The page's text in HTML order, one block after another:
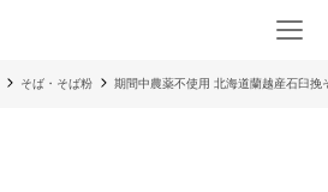
そば・そば粉 期間中農薬不使用 北海道蘭越産石臼挽